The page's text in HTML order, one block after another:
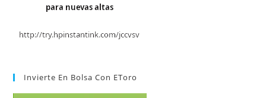
Invierte En Bolsa Con EToro